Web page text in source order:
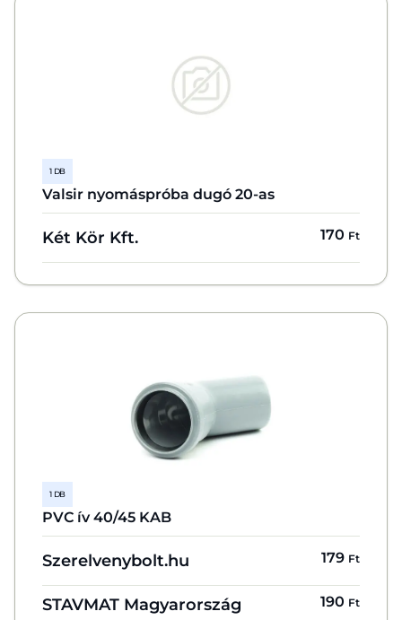
1 DB
Valsir nyomáspróba dugó 20-as
Két Kör Kft. 170 Ft
1 DB
PVC ív 40/45 KAB
Szerelvenybolt.hu 179 Ft
STAVMAT Magyarország 190 Ft